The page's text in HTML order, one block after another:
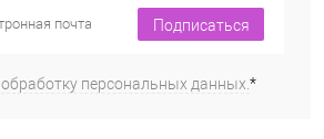
Подписаться
обработку персональных данных.*